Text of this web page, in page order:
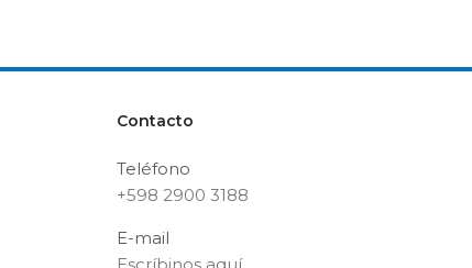
Contacto
Teléfono
+598 2900 3188
E-mail